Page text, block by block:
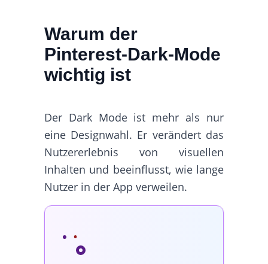
Warum der
Pinterest-Dark-Mode
wichtig ist
Der Dark Mode ist mehr als nur
eine Designwahl. Er verändert das
Nutzererlebnis von visuellen
Inhalten und beeinflusst, wie lange
Nutzer in der App verweilen.